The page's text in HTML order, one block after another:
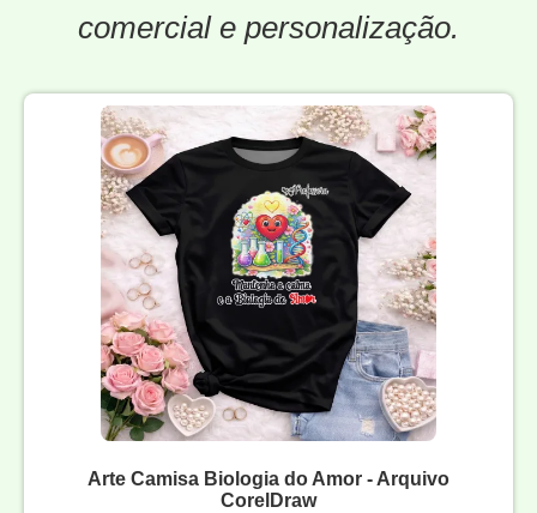
comercial e personalização.
Arte Camisa Biologia do Amor - Arquivo
CorelDraw